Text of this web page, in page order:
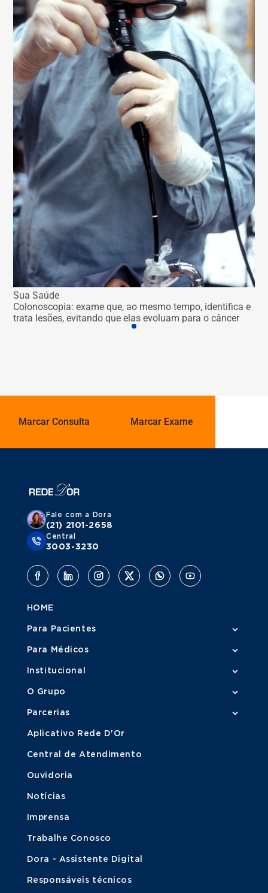
Sua Saúde
Colonoscopia: exame que, ao mesmo tempo, identifica e
trata lesões, evitando que elas evoluam para o câncer
Marcar Consulta Marcar Exame
Fale com a Dora
(21) 2101-2658
Central
3003-3230
HOME
Para Pacientes
Para Médicos
Institucional
O Grupo
Parcerias
Aplicativo Rede D'Or
Central de Atendimento
Ouvidoria
Notícias
Imprensa
Trabalhe Conosco
Dora - Assistente Digital
Responsáveis técnicos